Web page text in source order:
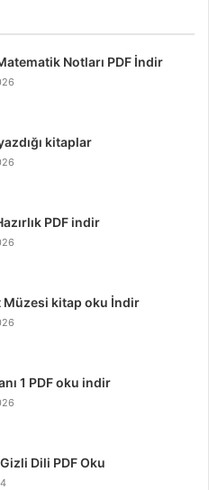
Notları PDF İndir
kitaplar
PDF indir
Müzesi kitap oku İndir
1 PDF oku indir
Dili PDF Oku